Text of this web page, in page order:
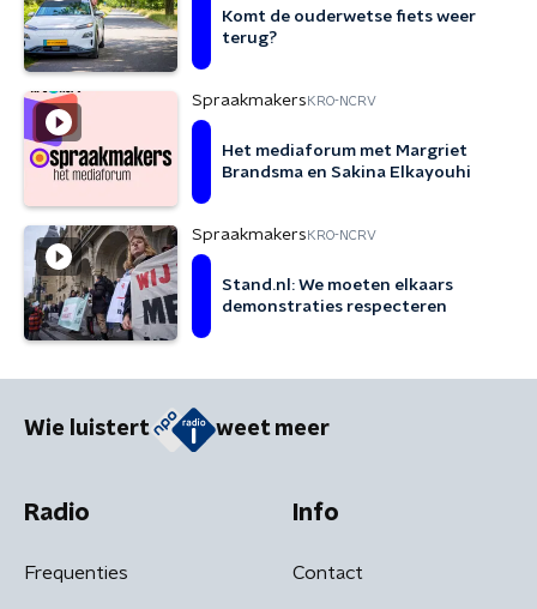
Komt de ouderwetse fiets weer
terug?
Spraakmakers KRO-NCRV
Het mediaforum met Margriet
Brandsma en Sakina Elkayouhi
Spraakmakers KRO-NCRV
Stand.nl: We moeten elkaars
demonstraties respecteren
Wie luistert weet meer
Radio
Frequenties
Info
Contact